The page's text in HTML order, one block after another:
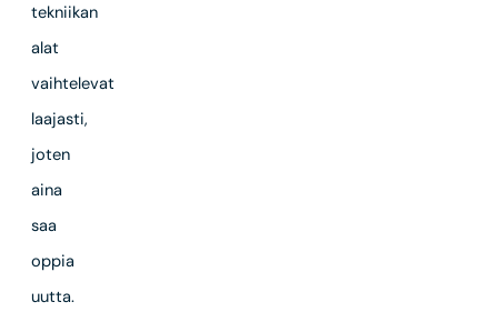
tekniikan
alat
vaihtelevat
laajasti,
joten
aina
saa
oppia
uutta.